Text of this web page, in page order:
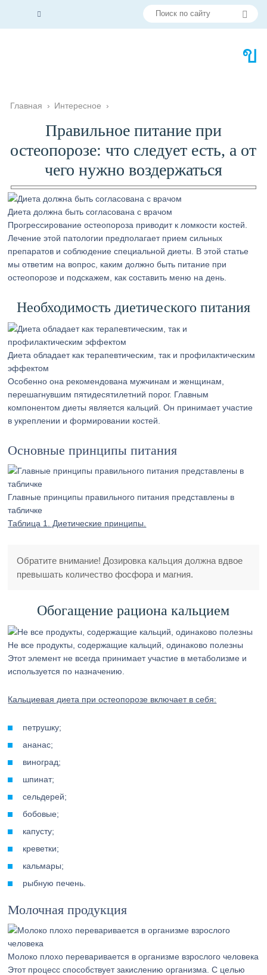
Главная › Интересное ›
Правильное питание при
остеопорозе: что следует есть, а от
чего нужно воздержаться
Диета должна быть согласована с врачом
Прогрессирование остеопороза приводит к ломкости костей.
Лечение этой патологии предполагает прием сильных
препаратов и соблюдение специальной диеты. В этой статье
мы ответим на вопрос, каким должно быть питание при
остеопорозе и подскажем, как составить меню на день.
Необходимость диетического питания
Диета обладает как терапевтическим, так и профилактическим
эффектом
Особенно она рекомендована мужчинам и женщинам,
перешагнувшим пятидесятилетний порог. Главным
компонентом диеты является кальций. Он принимает участие
в укреплении и формировании костей.
Основные принципы питания
Главные принципы правильного питания представлены в
табличке
Таблица 1. Диетические принципы.
Обратите внимание! Дозировка кальция должна вдвое
превышать количество фосфора и магния.
Обогащение рациона кальцием
Не все продукты, содержащие кальций, одинаково полезны
Этот элемент не всегда принимает участие в метаболизме и
используется по назначению.
Кальциевая диета при остеопорозе включает в себя:
петрушку;
ананас;
виноград;
шпинат;
сельдерей;
бобовые;
капусту;
креветки;
кальмары;
рыбную печень.
Молочная продукция
Молоко плохо переваривается в организме взрослого человека
Этот процесс способствует закислению организма. С целью